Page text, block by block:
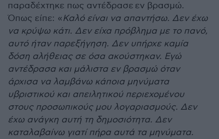
παραδέχτηκε πως αντέδρασε εν βρασμώ.
Όπως είπε: «Καλό είναι να απαντήσω. Δεν έχω
να κρύψω κάτι. Δεν είχα πρόβλημα με το πανό,
αυτό ήταν παρεξήγηση. Δεν υπήρχε καμία
δόση αλήθειας σε όσα ακούστηκαν. Εγώ
αντέδρασα και μάλιστα εν βρασμώ όταν
άρχισα να λαμβάνω κάποια μηνύματα
υβριστικού και απειλητικού περιεχομένου
στους προσωπικούς μου λογαριασμούς. Δεν
έχω ανάγκη αυτή τη δημοσιότητα. Δεν
καταλαβαίνω γιατί πήρα αυτά τα μηνύματα.